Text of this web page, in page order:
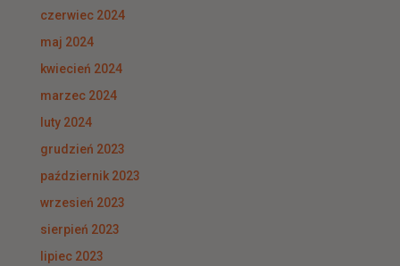
czerwiec 2024
maj 2024
kwiecień 2024
marzec 2024
luty 2024
grudzień 2023
październik 2023
wrzesień 2023
sierpień 2023
lipiec 2023